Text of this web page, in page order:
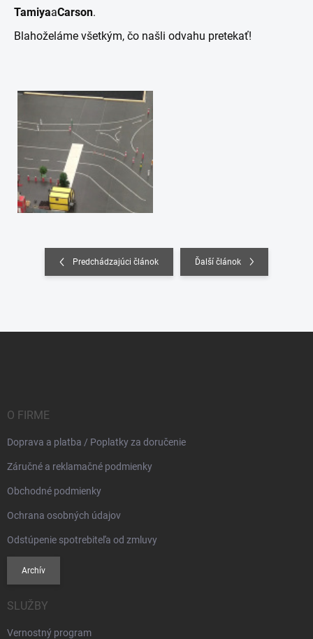
TamiyaaCarson.
Blahoželáme všetkým, čo našli odvahu pretekať!
Predchádzajúci článok Ďalší článok
O FIRME
Doprava a platba / Poplatky za doručenie
Záručné a reklamačné podmienky
Obchodné podmienky
Ochrana osobných údajov
Odstúpenie spotrebiteľa od zmluvy
Archív
SLUŽBY
Vernostný program